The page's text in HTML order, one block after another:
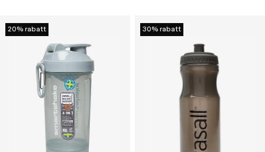
20% rabatt 30% rabatt